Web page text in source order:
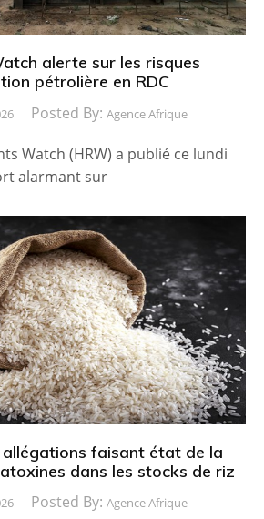
alerte sur les risques
pétrolière en RDC
Posted By: Agence Afrique
Watch (HRW) a publié ce lundi
alarmant sur
faisant état de la
dans les stocks de riz
Posted By: Agence Afrique